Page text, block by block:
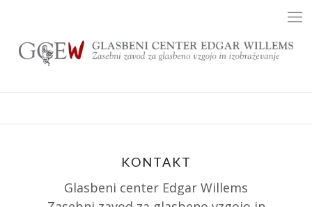
content
KONTAKT
Glasbeni center Edgar Willems